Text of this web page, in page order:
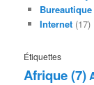
Bureautique
Internet(17)
Étiquettes
Afrique(7)